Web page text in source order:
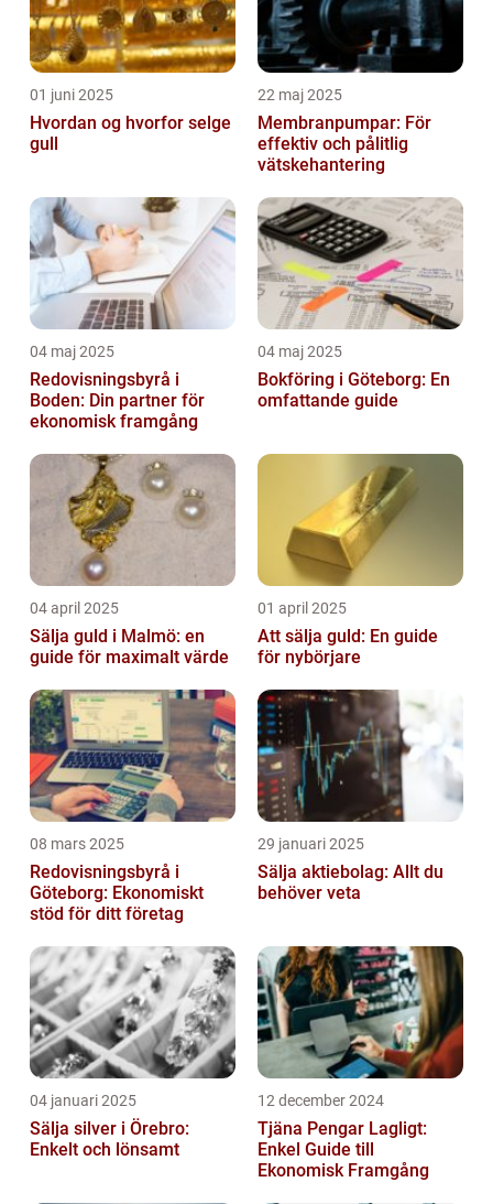
01 juni 2025
Hvordan og hvorfor selge
gull
22 maj 2025
Membranpumpar: För
effektiv och pålitlig
vätskehantering
04 maj 2025
Redovisningsbyrå i
Boden: Din partner för
ekonomisk framgång
04 maj 2025
Bokföring i Göteborg: En
omfattande guide
04 april 2025
Sälja guld i Malmö: en
guide för maximalt värde
01 april 2025
Att sälja guld: En guide
för nybörjare
08 mars 2025
Redovisningsbyrå i
Göteborg: Ekonomiskt
stöd för ditt företag
29 januari 2025
Sälja aktiebolag: Allt du
behöver veta
04 januari 2025
Sälja silver i Örebro:
Enkelt och lönsamt
12 december 2024
Tjäna Pengar Lagligt:
Enkel Guide till
Ekonomisk Framgång